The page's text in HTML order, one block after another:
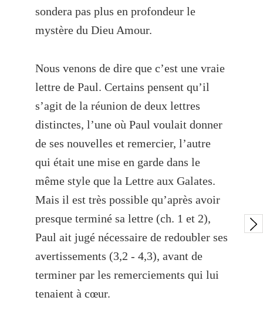
sondera pas plus en profondeur le
mystère du Dieu Amour.
Nous venons de dire que c’est une vraie
lettre de Paul. Certains pensent qu’il
s’agit de la réunion de deux lettres
distinctes, l’une où Paul voulait donner
de ses nouvelles et remercier, l’autre
qui était une mise en garde dans le
même style que la Lettre aux Galates.
Mais il est très possible qu’après avoir
presque terminé sa lettre (ch. 1 et 2),
Paul ait jugé nécessaire de redoubler ses
avertissements (3,2 - 4,3), avant de
terminer par les remerciements qui lui
tenaient à cœur.